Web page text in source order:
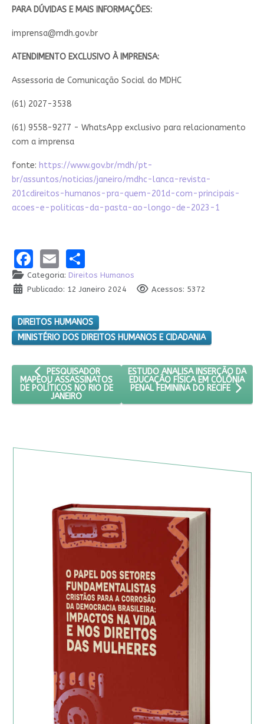
PARA DÚVIDAS E MAIS INFORMAÇÕES:
imprensa@mdh.gov.br
ATENDIMENTO EXCLUSIVO À IMPRENSA:
Assessoria de Comunicação Social do MDHC
(61) 2027-3538
(61) 9558-9277 - WhatsApp exclusivo para relacionamento
com a imprensa
fonte: https://www.gov.br/mdh/pt-
br/assuntos/noticias/janeiro/mdhc-lanca-revista-
201cdireitos-humanos-pra-quem-201d-com-principais-
acoes-e-politicas-da-pasta-ao-longo-de-2023-1
Facebook
EmailShare
Categoria: Direitos Humanos
Publicado: 12 Janeiro 2024
Acessos: 5372
DIREITOS HUMANOS
MINISTÉRIO DOS DIREITOS HUMANOS E CIDADANIA
ARTIGO ANTERIOR: PESQUISADOR MAPEOU ASSASSINATOS
PESQUISADOR
MAPEOU ASSASSINATOS
DE POLÍTICOS NO RIO DE
JANEIRO
PRÓXIMO ARTIGO: ESTUDO
ESTUDO ANALISA INSERÇÃO DA
EDUCAÇÃO FÍSICA EM COLÔNIA
PENAL FEMININA DO RECIFE